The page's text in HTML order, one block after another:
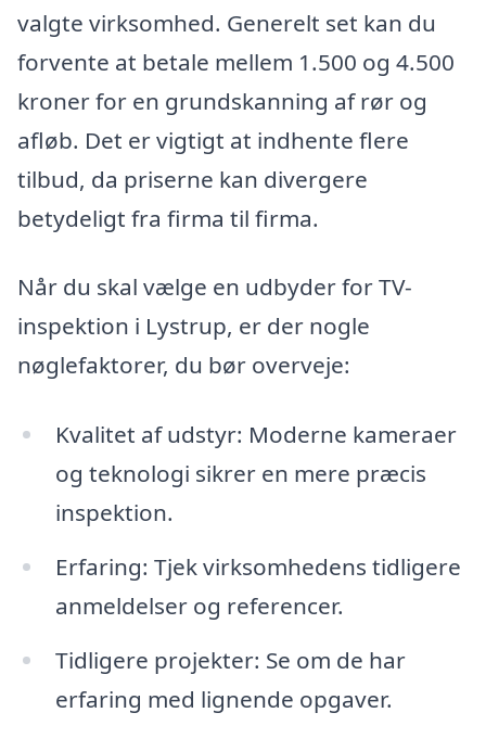
valgte virksomhed. Generelt set kan du
forvente at betale mellem 1.500 og 4.500
kroner for en grundskanning af rør og
afløb. Det er vigtigt at indhente flere
tilbud, da priserne kan divergere
betydeligt fra firma til firma.
Når du skal vælge en udbyder for TV-
inspektion i Lystrup, er der nogle
nøglefaktorer, du bør overveje:
Kvalitet af udstyr: Moderne kameraer
og teknologi sikrer en mere præcis
inspektion.
Erfaring: Tjek virksomhedens tidligere
anmeldelser og referencer.
Tidligere projekter: Se om de har
erfaring med lignende opgaver.